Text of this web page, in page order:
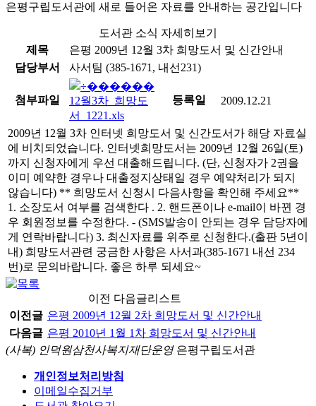
은평구립도서관에 새로 들어온 자료를 안내하는 공간입니다
도서관 소식 자세히보기
제목
은평 2009년 12월 3차 희망도서 및 신간안내
담당부서
사서팀 (385-1671, 내선231)
첨부파일
12월3차_희망도
서_1221.xls
등록일 2009.12.21
2009년 12월 3차 인터넷 희망도서 및 신간도서가 해당 자료실
에 비치되었습니다. 인터넷희망도서는 2009년 12월 26일(토)
까지 신청자에게 우선 대출해드립니다. (단, 신청자가 2권을
이미 예약한 경우나 대출정지상태일 경우 예약처리가 되지
않습니다) ** 희망도서 신청시 다음사항을 확인해 주세요**
1. 소장도서 여부를 검색한다 . 2. 핸드폰이나 e-mail이 바뀐 경
우 회원정보를 수정한다. - (SMS발송이 안되는 경우 담당자에
게 연락바랍니다) 3. 최신자료를 위주로 신청한다.(출판 5년이
내) 희망도서관련 궁금한 사항은 사서과(385-1671 내선 234
번)로 문의바랍니다. 좋은 하루 되세요~
이전 다음글리스트
이전글 은평 2009년 12월 2차 희망도서 및 신간안내
다음글 은평 2010년 1월 1차 희망도서 및 신간안내
(사복) 인덕원삼천사복지재단운영은평구립도서관
개인정보처리방침
이메일수집거부